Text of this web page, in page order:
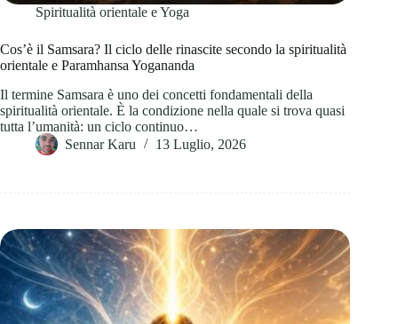
Spiritualità orientale e Yoga
Cos’è il Samsara? Il ciclo delle rinascite secondo la spiritualità
orientale e Paramhansa Yogananda
Il termine Samsara è uno dei concetti fondamentali della
spiritualità orientale. È la condizione nella quale si trova quasi
tutta l’umanità: un ciclo continuo…
Sennar Karu
13 Luglio, 2026